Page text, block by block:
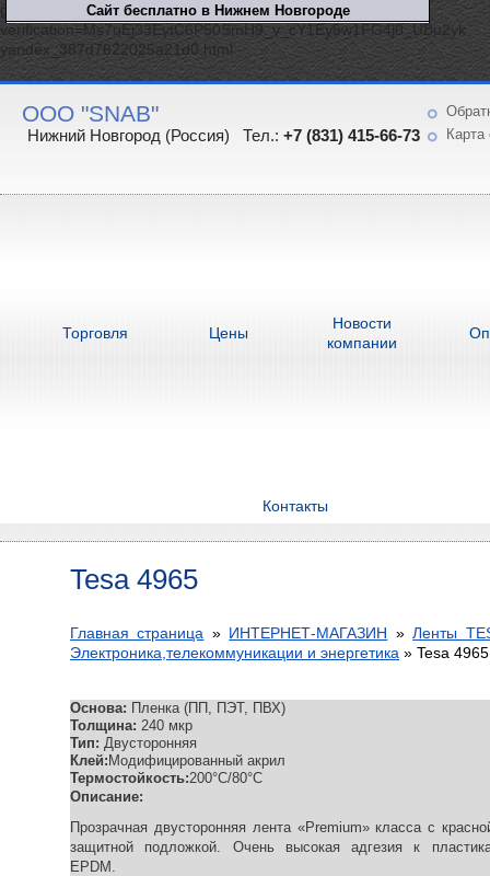
google-site-
verification=Ms7uEj33EytC6P50SmH9_v_cY1Ey5w1FG4j0_UBu2yk
yandex_387d7622025a21d0.html
ООО "SNAB"
Нижний Новгород (Россия) Тел.: +7 (831) 415-66-73
Карта
Торговля Цены
Новости
компании
Контакты
Tesa 4965
Главная страница » ИНТЕРНЕТ-МАГАЗИН » Ленты
Электроника,телекоммуникации и энергетика » Tesa 4965
Основа: Пленка (ПП, ПЭТ, ПВХ)
Толщина: 240 мкр
Тип: Двусторонняя
Клей: Модифицированный акрил
Термостойкость:200°C/80°C
Описание:
Прозрачная двусторонняя лента «Premium» класса с
защитной подложкой. Очень высокая адгезия к
EPDM.